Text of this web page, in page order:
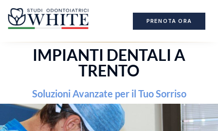
PRENOTA ORA
IMPIANTI DENTALI A
TRENTO
Soluzioni Avanzate per il Tuo Sorriso